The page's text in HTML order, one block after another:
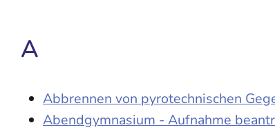
A
Abbrennen von pyrotechnischen
Abendgymnasium - Aufnahme